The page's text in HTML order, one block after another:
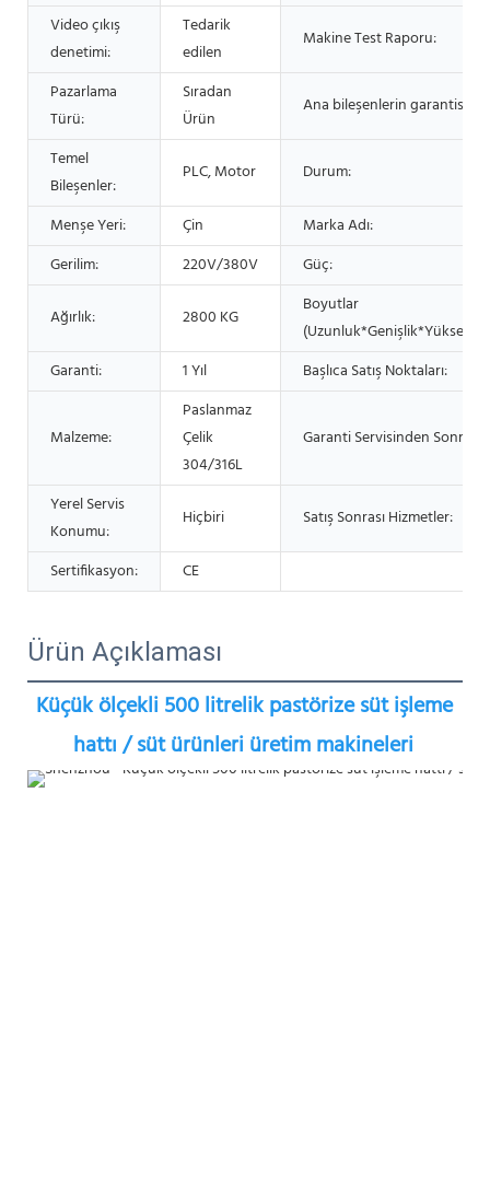
Video çıkış
denetimi:
Tedarik
edilen
Makine Test Raporu:
Pazarlama
Türü:
Sıradan
Ürün
Ana bileşenlerin garantisi:
Temel
Bileşenler:
PLC, Motor Durum:
Menşe Yeri: Çin
Marka Adı:
Gerilim:
220V/380V Güç:
Ağırlık: 2800 KG
Boyutlar
Garanti:
1 Yıl Başlıca Satış Noktaları:
Malzeme:
Paslanmaz
Çelik
304/316L
Garanti Servisinden Sonra:
Yerel Servis
Konumu:
Hiçbiri Satış Sonrası Hizmetler:
Sertifikasyon: CE
Ürün Açıklaması
Küçük ölçekli 500 litrelik pastörize süt işleme
hattı / süt ürünleri üretim makineleri